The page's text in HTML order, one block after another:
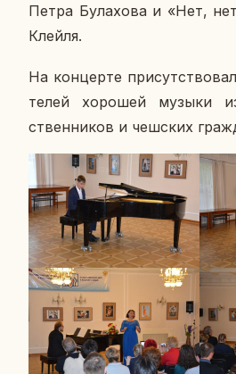
Петра Бу­ла­хо­ва и «Нет,
Клейля.
На кон­цер­те
те­лей хо­ро­шей музыки
ствен­ни­ков и чеш­ских